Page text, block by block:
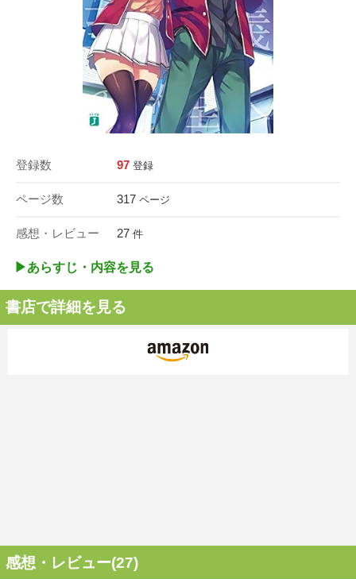
登録数 97 登録
ページ数 317 ページ
感想・レビュー 27 件
▶︎あらすじ・内容を見る
書店で詳細を見る
感想・レビュー(27)